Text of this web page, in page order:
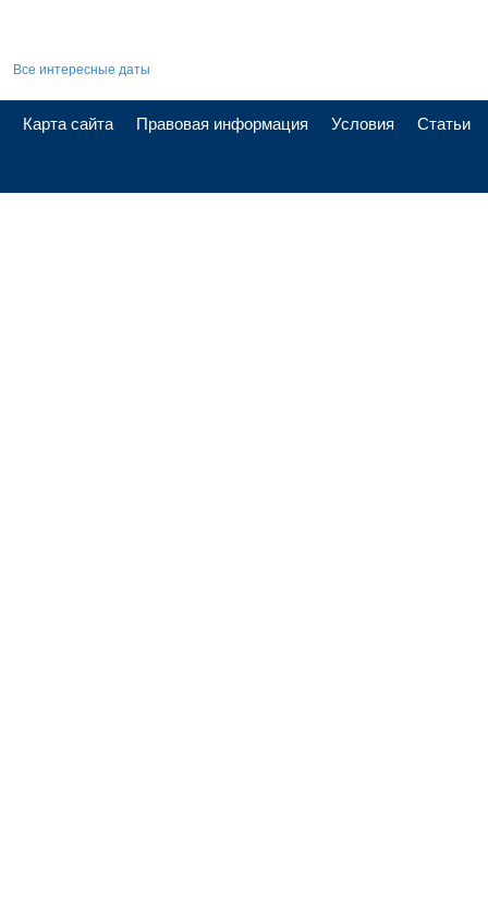
Все интересные даты
Карта сайта Правовая информация Условия Статьи